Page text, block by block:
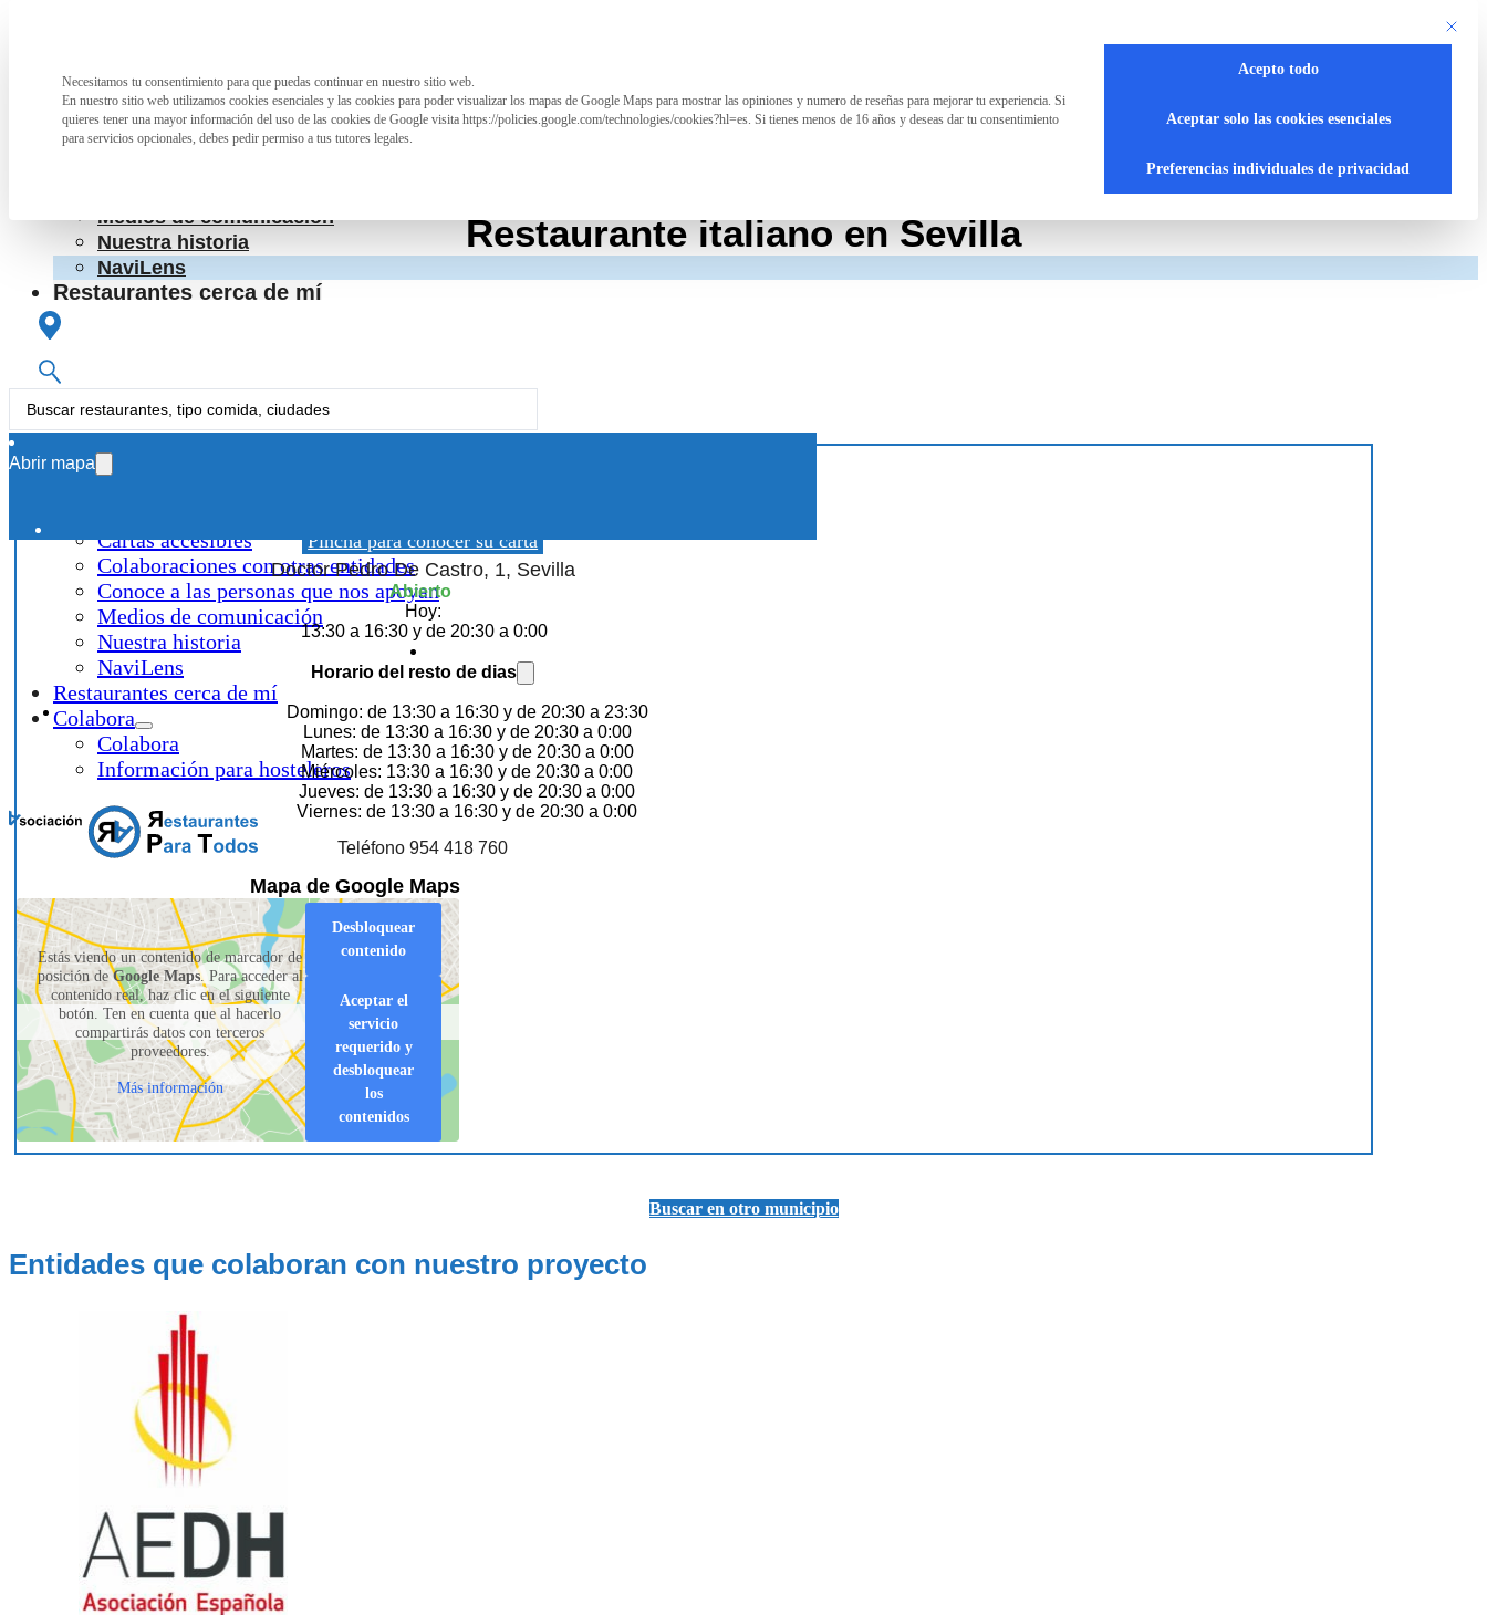
La Asociación
¿Qué hacemos?
Cartas accesibles
Medios de comunicación
Nuestra historia
NaviLens
Restaurantes cerca de mí
Colabora
La Asociación
Cartas accesibles
Colaboraciones con otras entidades
Conoce a las personas que nos apoyan
Medios de comunicación
Nuestra historia
NaviLens
Restaurantes cerca de mí
Colabora
Colabora
Información para hosteleros
Restaurante italiano en Sevilla
Search
...
Abrir mapa
Pincha para conocer su carta
Doctor Pedro De Castro, 1, Sevilla
Abierto
Hoy:
13:30 a 16:30 y de 20:30 a 0:00
Horario del resto de dias
Domingo: de 13:30 a 16:30 y de 20:30 a 23:30
Lunes: de 13:30 a 16:30 y de 20:30 a 0:00
Martes: de 13:30 a 16:30 y de 20:30 a 0:00
Miércoles: 13:30 a 16:30 y de 20:30 a 0:00
Jueves: de 13:30 a 16:30 y de 20:30 a 0:00
Viernes: de 13:30 a 16:30 y de 20:30 a 0:00
Teléfono 954 418 760
Mapa de Google Maps
Estás viendo un contenido de marcador de
posición deGoogle Maps. Para acceder al
contenido real, haz clic en el siguiente
botón. Ten en cuenta que al hacerlo
compartirás datos con terceros
proveedores.
Más información
Desbloquear
contenido
Aceptar el
servicio
requerido y
desbloquear
los
contenidos
Buscar en otro municipio
Entidades que colaboran con nuestro proyecto
Este
Preferencia de privacidad
Necesitamos tu consentimiento para que puedas continuar en nuestro sitio web.
En nuestro sitio web utilizamos cookies esenciales y las cookies para poder visualizar los mapas de Google Maps para mostrar las opiniones y numero de reseñas para mejorar tu experiencia. Si
quieres tener una mayor información del uso de las cookies de Google visita https://policies.google.com/technologies/cookies?hl=es. Si tienes menos de 16 años y deseas dar tu consentimiento
para servicios opcionales, debes pedir permiso a tus tutores legales.
Acepto todo
Aceptar solo las cookies esenciales
Preferencias individuales de privacidad